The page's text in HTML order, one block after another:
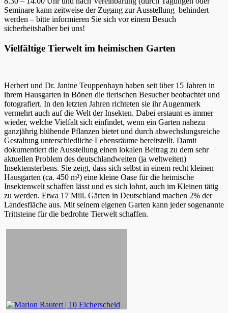
Seminare kann zeitweise der Zugang zur Ausstellung behindert
werden – bitte informieren Sie sich vor einem Besuch
sicherheitshalber bei uns!
Vielfältige Tierwelt im heimischen Garten
Herbert und Dr. Janine Teuppenhayn haben seit über 15 Jahren in
ihrem Hausgarten in Bönen die tierischen Besucher beobachtet und
fotografiert. In den letzten Jahren richteten sie ihr Augenmerk
vermehrt auch auf die Welt der Insekten. Dabei erstaunt es immer
wieder, welche Vielfalt sich einfindet, wenn ein Garten nahezu
ganzjährig blühende Pflanzen bietet und durch abwechslungsreiche
Gestaltung unterschiedliche Lebensräume bereitstellt. Damit
dokumentiert die Ausstellung einen lokalen Beitrag zu dem sehr
aktuellen Problem des deutschlandweiten (ja weltweiten)
Insektensterbens. Sie zeigt, dass sich selbst in einem recht kleinen
Hausgarten (ca. 450 m²) eine kleine Oase für die heimische
Insektenwelt schaffen lässt und es sich lohnt, auch im Kleinen tätig
zu werden. Etwa 17 Mill. Gärten in Deutschland machen 2% der
Landesfläche aus. Mit seinem eigenen Garten kann jeder sogenannte
Trittsteine für die bedrohte Tierwelt schaffen.